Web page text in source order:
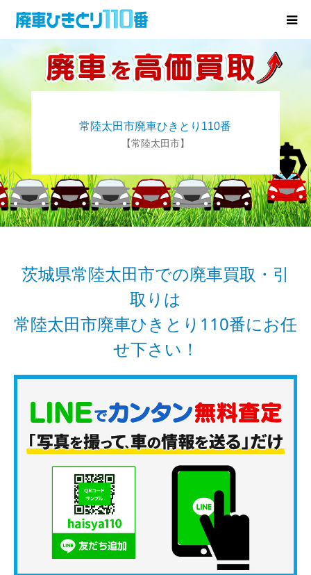
常陸太田市廃車ひきとり110番
【常陸太田市】
茨城県常陸太田市での廃車買取・引
取りは
常陸太田市廃車ひきとり110番にお任
せ下さい！
廃車･事故車の買取
お役立ち情報
お知らせ